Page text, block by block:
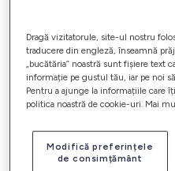
Home - Utile clienți -
Lista cu cererile de
Rețele
jos județul și localitatea
solicitarea și alege
Dragă vizitatorule, site-ul nostru
traducere din engleză, înseamnă
„bucătăria” noastră sunt fișiere text
informație pe gustul tău, iar pe noi
Pentru a ajunge la informațiile care
politica noastră de cookie-uri. Mai
Modifică preferințele
de consimțământ